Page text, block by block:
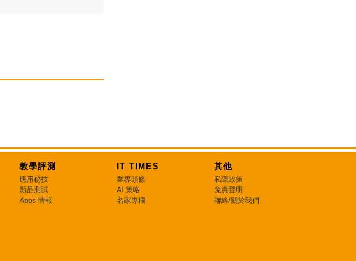
教學評測
應用秘技
新品測試
Apps 情報
IT TIMES
業界頭條
AI 策略
名家專欄
其他
私隱政策
免責聲明
聯絡/關於我們